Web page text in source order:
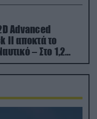
Advanced
II αποκτά το
– Στο 1,2
κόστος